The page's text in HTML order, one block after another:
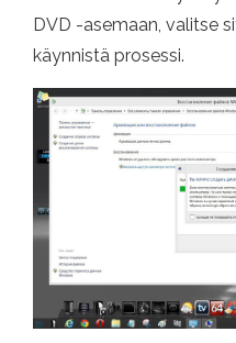
DVD -asemaan, valitse
käynnistä prosessi.